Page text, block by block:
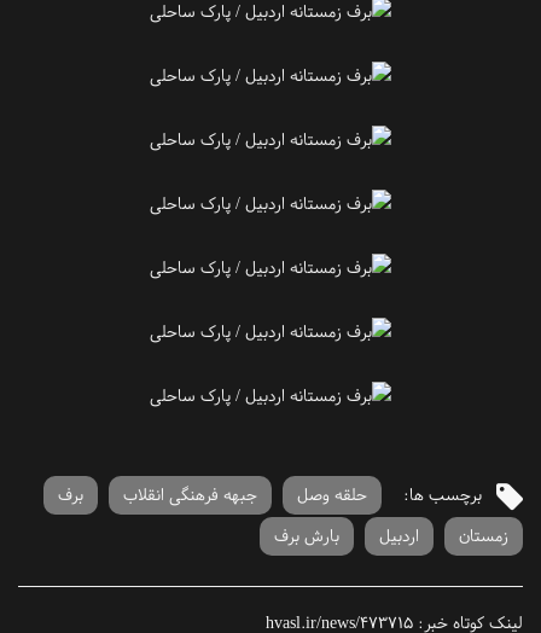
برچسب ها: حلقه وصل جبهه فرهنگی انقلاب
برف
زمستان
اردبیل بارش برف
لینک کوتاه خبر: hvasl.ir/news/473715